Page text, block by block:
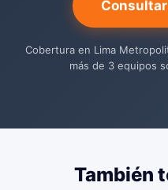
Cobertura en Lima
más de 3 equipos
También